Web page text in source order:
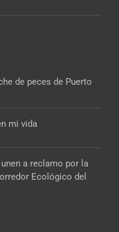
de peces de Puerto
mi vida
a reclamo por la
Ecológico del